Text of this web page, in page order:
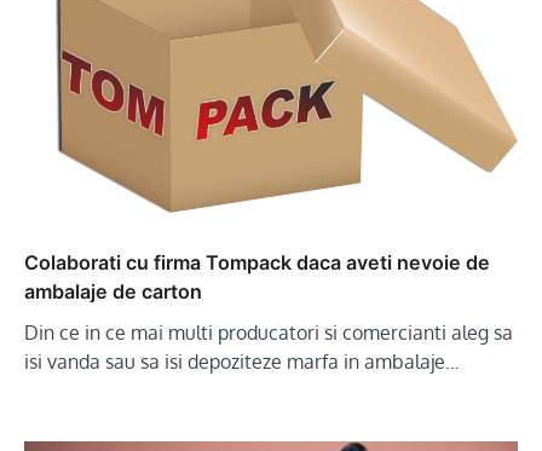
Colaborati cu firma Tompack daca aveti nevoie de
ambalaje de carton
Din ce in ce mai multi producatori si comercianti aleg sa
isi vanda sau sa isi depoziteze marfa in ambalaje…